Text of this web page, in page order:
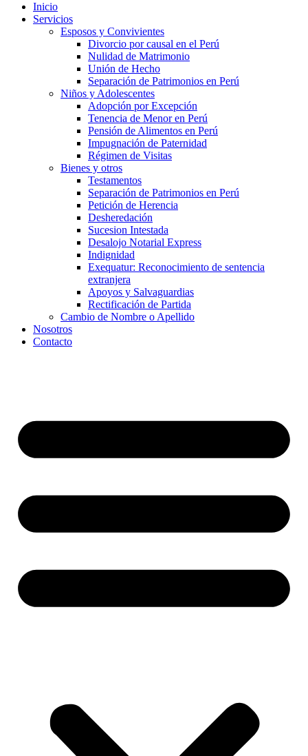
Inicio
Servicios
Esposos y Convivientes
Divorcio por causal en el Perú
Nulidad de Matrimonio
Unión de Hecho
Separación de Patrimonios en Perú
Niños y Adolescentes
Adopción por Excepción
Tenencia de Menor en Perú
Pensión de Alimentos en Perú
Impugnación de Paternidad
Régimen de Visitas
Bienes y otros
Testamentos
Separación de Patrimonios en Perú
Petición de Herencia
Desheredación
Sucesion Intestada
Desalojo Notarial Express
Indignidad
Exequatur: Reconocimiento de sentencia
extranjera
Apoyos y Salvaguardias
Rectificación de Partida
Cambio de Nombre o Apellido
Nosotros
Contacto